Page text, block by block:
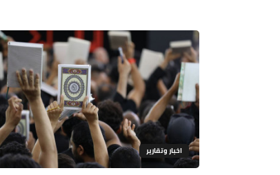
اخبار وتقارير